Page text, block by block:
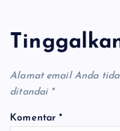
Alamat email Anda
ditandai *
Komentar*